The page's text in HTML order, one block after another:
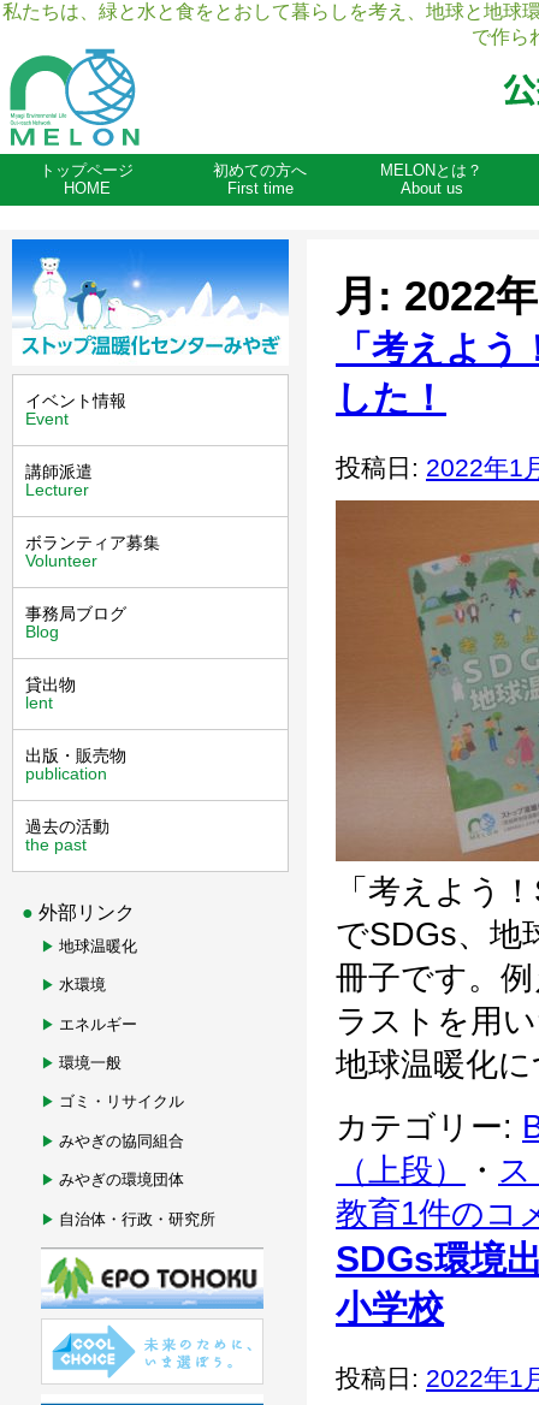
私たちは、緑と水と食をとおして暮らしを考え、地球と地球
で作ら
トップページ
HOME
初めての方へ
First time
MELONとは？
About us
イベント情報
Event
講師派遣
Lecturer
ボランティア募集
Volunteer
事務局ブログ
Blog
貸出物
lent
出版・販売物
publication
過去の活動
the past
外部リンク
地球温暖化
水環境
エネルギー
環境一般
ゴミ・リサイクル
みやぎの協同組合
みやぎの環境団体
自治体・行政・研究所
月: 2022
「考えよ
した！
投稿日: 2022年1
「考えよう
でSDGs、地
冊子です。
ラストを用
地球温暖化
カテゴリー:
（上段）
・
教育1件のコ
SDGs環境
小学校
投稿日: 2022年1